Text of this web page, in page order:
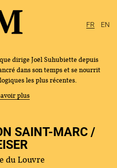
FR EN
dirige Joël Suhubiette depuis
dans son temps et se nourrit
les plus récentes.
plus
SAINT-MARC /
du Louvre